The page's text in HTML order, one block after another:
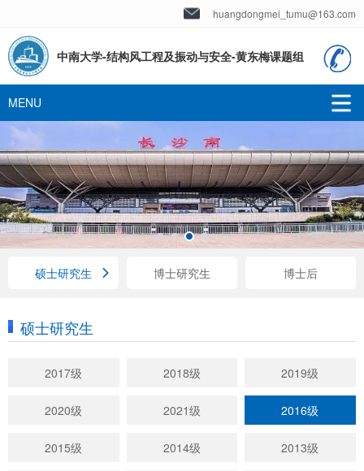
huangdongmei_tumu@163.com
中南大学-结构风工程及振动与安全-黄东梅课题组
硕士研究生 博士研究生 博士后
硕士研究生
2017级 2018级 2019级
2020级 2021级 2016级
2015级 2014级 2013级